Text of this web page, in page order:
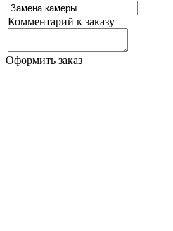
Комментарий к заказу
Оформить заказ